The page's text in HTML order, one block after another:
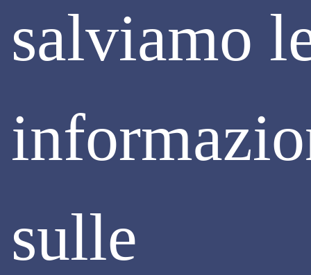
APPALTI PUBBLICI
CONGRUITÀ DELLA MANODOPERA
salviamo
sulle